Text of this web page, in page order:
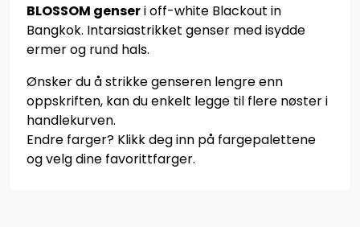
BLOSSOM genseri off-white Blackout in
Bangkok. Intarsiastrikket genser med isydde
ermer og rund hals.
Ønsker du å strikke genseren lengre enn
oppskriften, kan du enkelt legge til flere nøster i
handlekurven.
Endre farger? Klikk deg inn på fargepalettene
og velg dine favorittfarger.